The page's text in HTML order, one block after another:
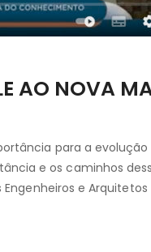
AO NOVA
para a
e os caminhos
e